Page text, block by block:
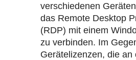
verschiedenen
das Remote Desktop
(RDP) mit einem
zu verbinden. Im
Gerätelizenzen, die an